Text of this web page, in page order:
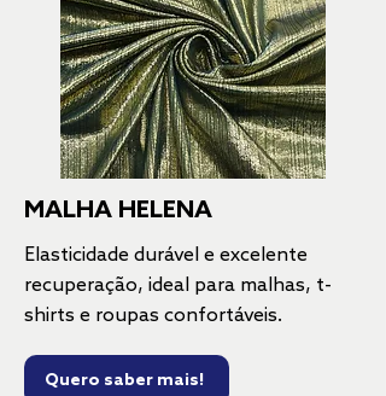
MALHA HELENA
Elasticidade durável e excelente
recuperação, ideal para malhas, t-
shirts e roupas confortáveis.
Quero saber mais!